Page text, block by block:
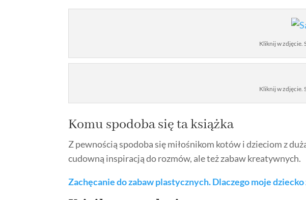
Kliknij w zdjęcie.
Kliknij w zdjęcie.
Komu spodoba się ta książka
Z pewnością spodoba się miłośnikom kotów i dzieciom z
cudowną inspiracją do rozmów, ale też zabaw kreatywnych.
Zachęcanie do zabaw plastycznych. Dlaczego moje dziecko